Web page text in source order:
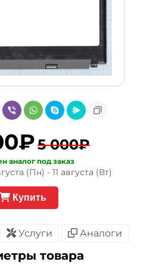
5 000₽
аналог под заказ
(Пн) - 11 августа (Вт)
Купить
Услуги Аналоги
товара